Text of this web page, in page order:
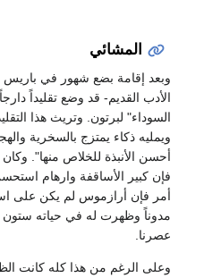
المشائي
الأدب القديم- قد وضع تقليداً
السوداء" لبرتون. وتريث هذا
ويمليه ذكاء يمتزج بالسخرية
أحسن الأنبذة للخلاص منها".
فإن كبير الأساقفة وارهام
مدوناً وظهرت له في حياته ستون
عصرنا.